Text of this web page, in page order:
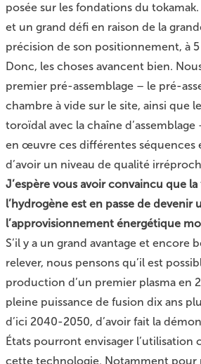
posée sur les fondations du
et un grand défi en raison de la
précision de son positionnement, à
Donc, les choses avancent bien.
premier pré-assemblage – le pré-
chambre à vide sur le site, ainsi que
toroïdal avec la chaîne
en œuvre ces différentes séquences
d’avoir un niveau de qualité
J’espère vous avoir convaincu que
l’hydrogène est en passe de
l’approvisionnement énergétique
S’il y a un grand avantage et encore
relever, nous pensons qu’il est
production d’un premier plasma en
pleine puissance de fusion dix ans
d’ici 2040-2050, d’avoir fait la
États pourront envisager l’utilisation
cette technologie. Notamment pour